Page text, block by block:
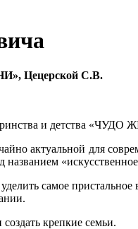
Цецерской С.В.
и детства «ЧУДО
актуальной для
названием
самое
крепкие семьи.